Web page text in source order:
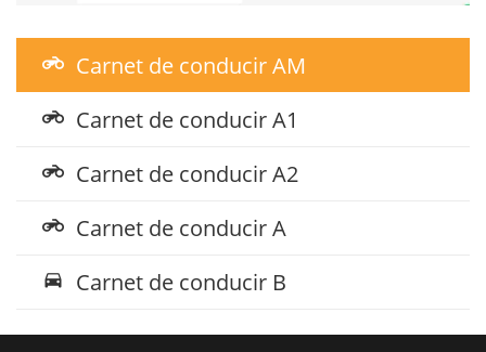
motorcycle Carnet de conducir AM
motorcycle Carnet de conducir A1
motorcycle Carnet de conducir A2
motorcycle Carnet de conducir A
directions_car Carnet de conducir B